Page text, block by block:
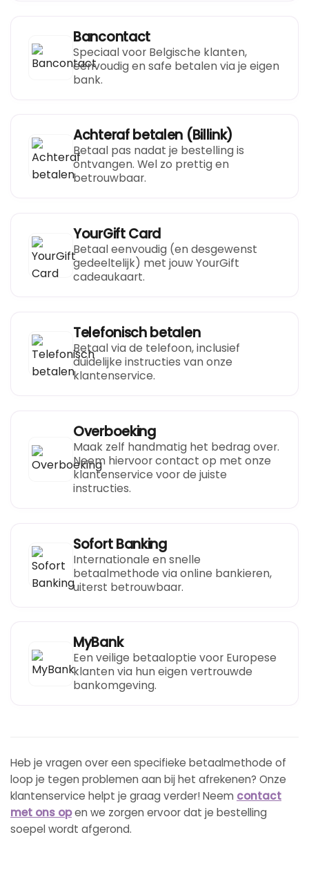
Bancontact
Speciaal voor Belgische klanten,
eenvoudig en safe betalen via je eigen
bank.
Achteraf betalen (Billink)
Betaal pas nadat je bestelling is
ontvangen. Wel zo prettig en
betrouwbaar.
YourGift Card
Betaal eenvoudig (en desgewenst
gedeeltelijk) met jouw YourGift
cadeaukaart.
Telefonisch betalen
Betaal via de telefoon, inclusief
duidelijke instructies van onze
klantenservice.
Overboeking
Maak zelf handmatig het bedrag over.
Neem hiervoor contact op met onze
klantenservice voor de juiste
instructies.
Sofort Banking
Internationale en snelle
betaalmethode via online bankieren,
uiterst betrouwbaar.
MyBank
Een veilige betaaloptie voor Europese
klanten via hun eigen vertrouwde
bankomgeving.
Heb je vragen over een specifieke betaalmethode of
loop je tegen problemen aan bij het afrekenen? Onze
klantenservice helpt je graag verder! Neem contact
met ons open we zorgen ervoor dat je bestelling
soepel wordt afgerond.